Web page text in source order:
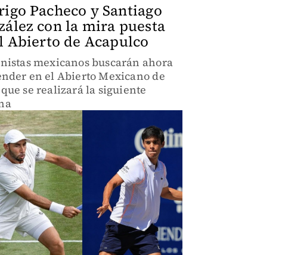
Pacheco y Santiago
con la mira puesta
Abierto de Acapulco
mexicanos buscarán ahora
en el Abierto Mexicano de
se realizará la siguiente